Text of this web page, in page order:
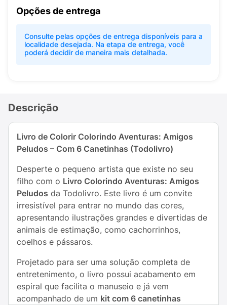
Opções de entrega
Consulte pelas opções de entrega disponíveis para a
localidade desejada. Na etapa de entrega, você
poderá decidir de maneira mais detalhada.
Descrição
Livro de Colorir Colorindo Aventuras: Amigos
Peludos – Com 6 Canetinhas (Todolivro)
Desperte o pequeno artista que existe no seu
filho com o Livro Colorindo Aventuras: Amigos
Peludos da Todolivro. Este livro é um convite
irresistível para entrar no mundo das cores,
apresentando ilustrações grandes e divertidas de
animais de estimação, como cachorrinhos,
coelhos e pássaros.
Projetado para ser uma solução completa de
entretenimento, o livro possui acabamento em
espiral que facilita o manuseio e já vem
acompanhado de um kit com 6 canetinhas